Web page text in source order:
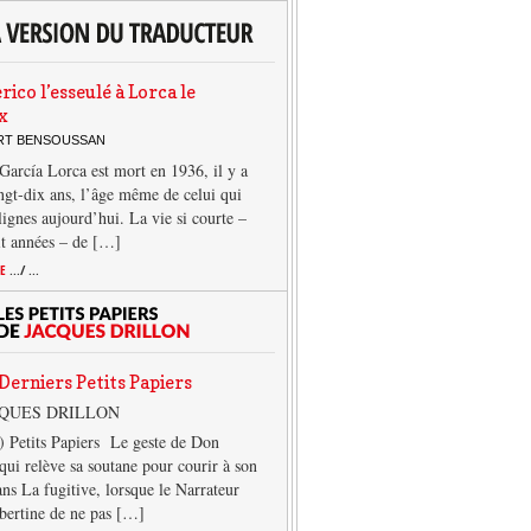
l’esseulé à Lorca le
BENSOUSSAN
Lorca est mort en 1936, il y a
dix ans, l’âge même de celui qui
aujourd’hui. La vie si courte –
années – de […]
.../ ...
Petits Papiers
DRILLON
Petits Papiers Le geste de Don
relève sa soutane pour courir à son
La fugitive, lorsque le Narrateur
de ne pas […]